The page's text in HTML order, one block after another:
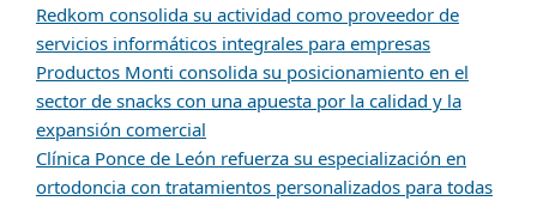
Redkom consolida su actividad como proveedor de
servicios informáticos integrales para empresas
Productos Monti consolida su posicionamiento en el
sector de snacks con una apuesta por la calidad y la
expansión comercial
Clínica Ponce de León refuerza su especialización en
ortodoncia con tratamientos personalizados para todas